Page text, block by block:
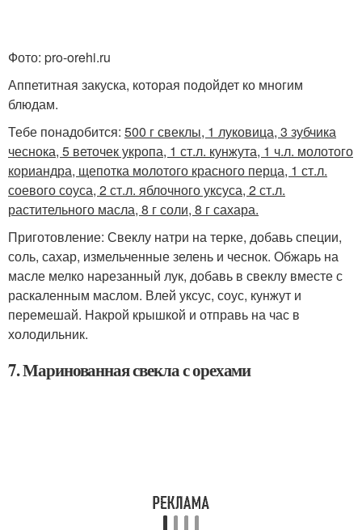
Фото: pro-orehi.ru
Аппетитная закуска, которая подойдет ко многим
блюдам.
Тебе понадобится: 500 г свеклы, 1 луковица, 3 зубчика
чеснока, 5 веточек укропа, 1 ст.л. кунжута, 1 ч.л. молотого
кориандра, щепотка молотого красного перца, 1 ст.л.
соевого соуса, 2 ст.л. яблочного уксуса, 2 ст.л.
растительного масла, 8 г соли, 8 г сахара.
Приготовление: Свеклу натри на терке, добавь специи,
соль, сахар, измельченные зелень и чеснок. Обжарь на
масле мелко нарезанный лук, добавь в свеклу вместе с
раскаленным маслом. Влей уксус, соус, кунжут и
перемешай. Накрой крышкой и отправь на час в
холодильник.
7. Маринованная свекла с орехами